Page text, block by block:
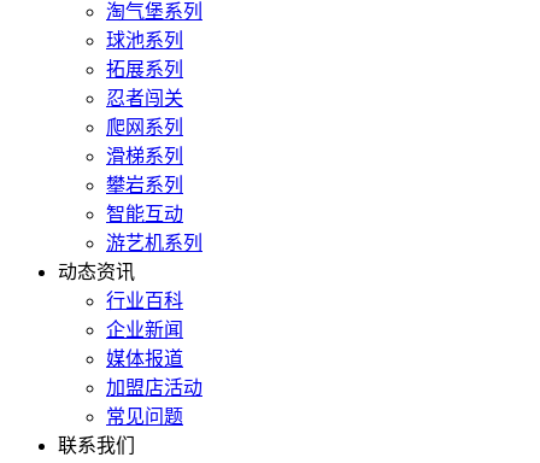
淘气堡系列
球池系列
拓展系列
忍者闯关
爬网系列
滑梯系列
攀岩系列
智能互动
游艺机系列
动态资讯
行业百科
企业新闻
媒体报道
加盟店活动
常见问题
联系我们